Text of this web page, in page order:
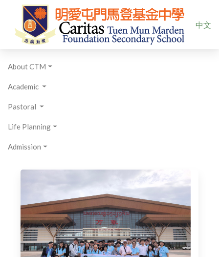
Select
中文
About CTM
Academic
Pastoral
Life Planning
Admission